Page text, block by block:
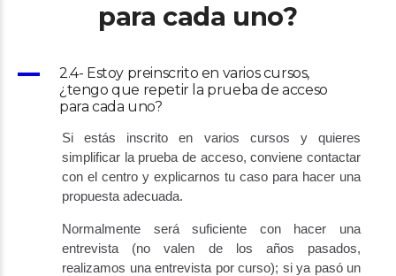
para cada uno?
A
2.4- Estoy preinscrito en varios cursos,
¿tengo que repetir la prueba de acceso
para cada uno?
Si estás inscrito en varios cursos y quieres
simplificar la prueba de acceso, conviene contactar
con el centro y explicarnos tu caso para hacer una
propuesta adecuada.
Normalmente será suficiente con hacer una
entrevista (no valen de los años pasados,
realizamos una entrevista por curso); si ya pasó un